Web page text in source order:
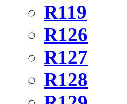
R119
R126
R127
R128